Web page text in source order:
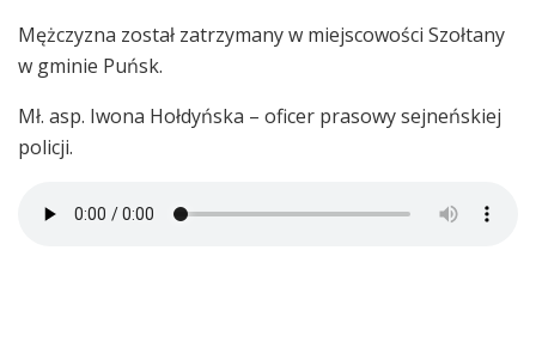
Mężczyzna został zatrzymany w miejscowości Szołtany
w gminie Puńsk.
Mł. asp. Iwona Hołdyńska – oficer prasowy sejneńskiej
policji.